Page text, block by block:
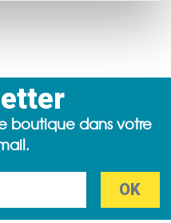
sur l'utilisation de
utilisation de leurs
boutique dans votre